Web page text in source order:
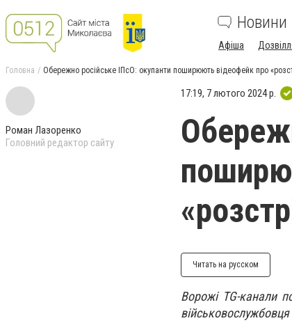
Новини
Афіша
Головна Обережно російське ІПсО: окупанти поширюють відеофейк про
Роман Лазоренко
Головний редактор сайту
17:19, 7 лютого 2024 р.
Читать на русском
Ворожі TG-канали